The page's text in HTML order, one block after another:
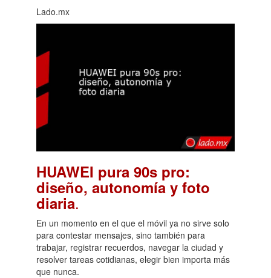
Lado.mx
HUAWEI pura 90s pro:
diseño, autonomía y foto
diaria.
En un momento en el que el móvil ya no sirve solo
para contestar mensajes, sino también para
trabajar, registrar recuerdos, navegar la ciudad y
resolver tareas cotidianas, elegir bien importa más
que nunca.